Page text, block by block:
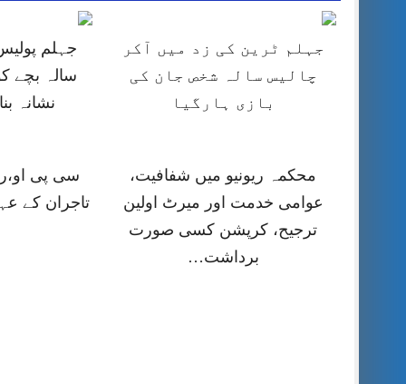
جہلم ٹرین کی زد میں آکر
چالیس سالہ شخص جان کی
بازی ہارگیا
سالہ بچے
نشانہ
محکمہ ریونیو میں شفافیت،
عوامی خدمت اور میرٹ اولین
ترجیح، کرپشن کسی صورت
برداشت…
سی پی
تاجران کے